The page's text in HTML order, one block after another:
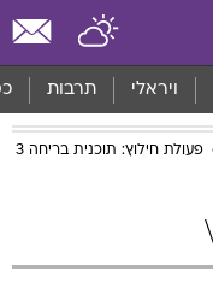
ויראלי תרבות
פעולת חילוץ: תוכנית בריחה 3